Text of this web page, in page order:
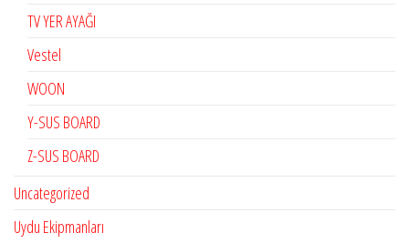
TV YER AYAĞI
Vestel
WOON
Y-SUS BOARD
Z-SUS BOARD
Uncategorized
Uydu Ekipmanları